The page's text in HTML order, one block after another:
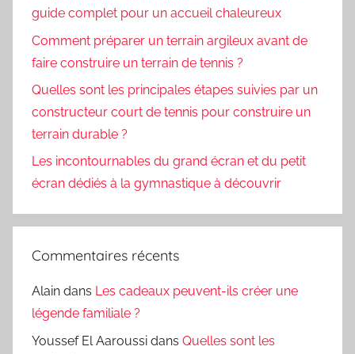
guide complet pour un accueil chaleureux
Comment préparer un terrain argileux avant de
faire construire un terrain de tennis ?
Quelles sont les principales étapes suivies par un
constructeur court de tennis pour construire un
terrain durable ?
Les incontournables du grand écran et du petit
écran dédiés à la gymnastique à découvrir
Commentaires récents
Alain dans Les cadeaux peuvent-ils créer une
légende familiale ?
Youssef El Aaroussi dans Quelles sont les